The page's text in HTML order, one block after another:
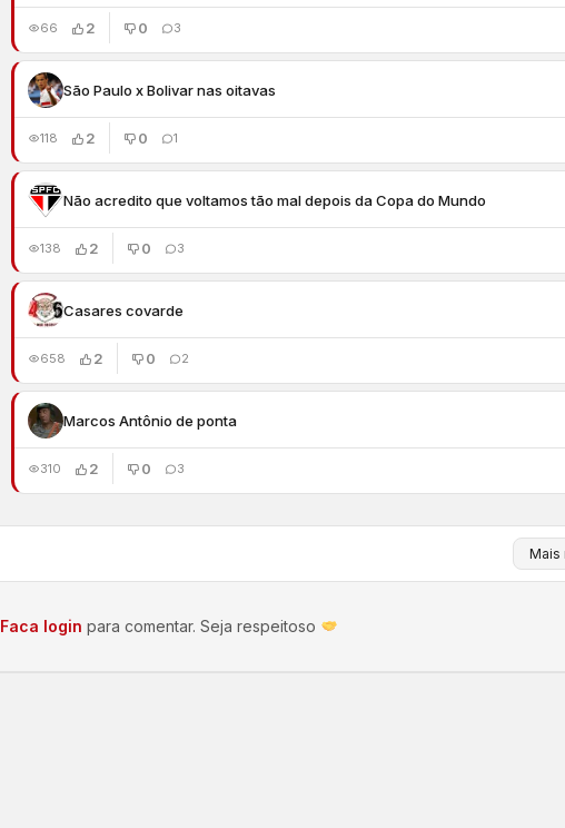
66 2 0 3
São Paulo x Bolivar nas oitavas
118 2 0 1
Não acredito que voltamos tão mal depois da Copa do Mundo
138 2 0 3
Casares covarde
658 2 0 2
Marcos Antônio de ponta
310 2 0 3
Faca login para comentar. Seja respeitoso